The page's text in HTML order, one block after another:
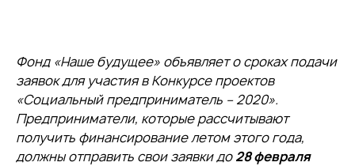
Фонд «Наше будущее» объявляет о сроках подачи
заявок для участия в Конкурсе проектов
«Социальный предприниматель – 2020».
Предприниматели, которые рассчитывают
получить финансирование летом этого года,
должны отправить свои заявки до28 февраля